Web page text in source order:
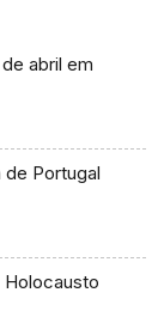
abril em
de Portugal
Holocausto